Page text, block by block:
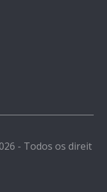
- Todos os direit